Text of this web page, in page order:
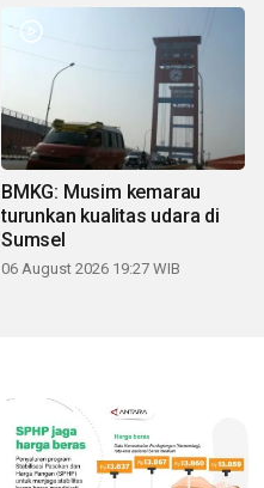
BMKG: Musim kemarau
turunkan kualitas udara di
Sumsel
06 August 2026 19:27 WIB